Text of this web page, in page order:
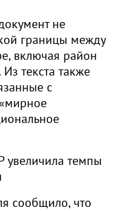
не
границы между
включая район
текста также
с
темпы
сообщило, что